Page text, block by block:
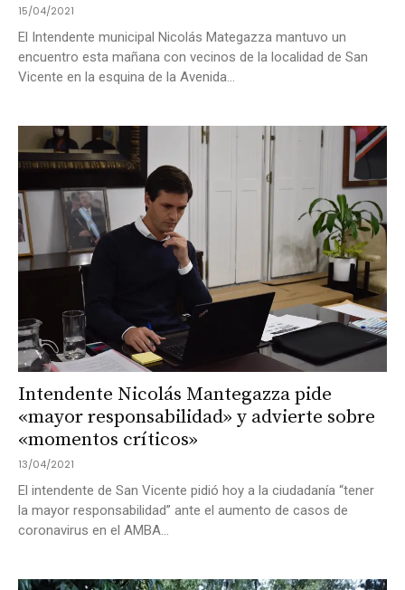
15/04/2021
El Intendente municipal Nicolás Mategazza mantuvo un
encuentro esta mañana con vecinos de la localidad de San
Vicente en la esquina de la Avenida...
Intendente Nicolás Mantegazza pide
«mayor responsabilidad» y advierte sobre
«momentos críticos»
13/04/2021
El intendente de San Vicente pidió hoy a la ciudadanía “tener
la mayor responsabilidad” ante el aumento de casos de
coronavirus en el AMBA...